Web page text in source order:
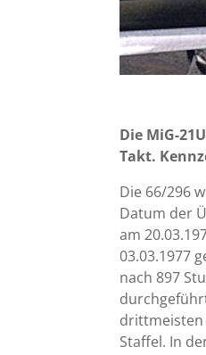
Die MiG-
Takt.
Die 66/296
Datum der
am
03.03.1977
nach 897
drittmeisten
Staffel. In